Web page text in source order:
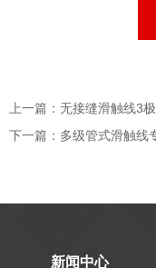
上一篇： 无接缝滑触线3
下一篇： 多级管式滑触线
新闻中心